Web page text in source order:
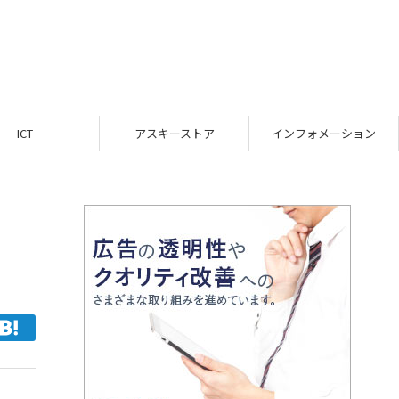
ICT アスキーストア インフォメーション